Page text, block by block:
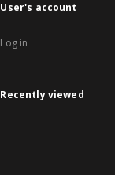
User's account
Log in
Recently viewed